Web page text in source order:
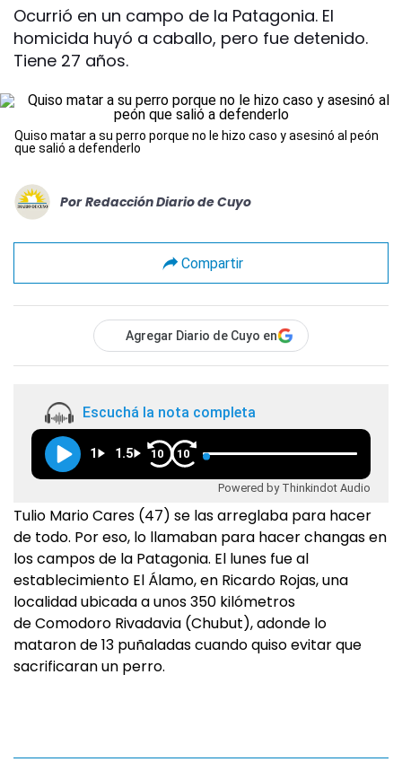
Ocurrió en un campo de la Patagonia. El
homicida huyó a caballo, pero fue detenido.
Tiene 27 años.
Quiso matar a su perro porque no le hizo caso y asesinó al peón
que salió a defenderlo
Por Redacción Diario de Cuyo
Compartir
Agregar Diario de Cuyo en
Escuchá la nota completa
1 1.5 10 10
Powered by Thinkindot Audio
Tulio Mario Cares (47) se las arreglaba para hacer
de todo. Por eso, lo llamaban para hacer changas en
los campos de la Patagonia. El lunes fue al
establecimiento El Álamo, en Ricardo Rojas, una
localidad ubicada a unos 350 kilómetros
de Comodoro Rivadavia (Chubut), adonde lo
mataron de 13 puñaladas cuando quiso evitar que
sacrificaran un perro.